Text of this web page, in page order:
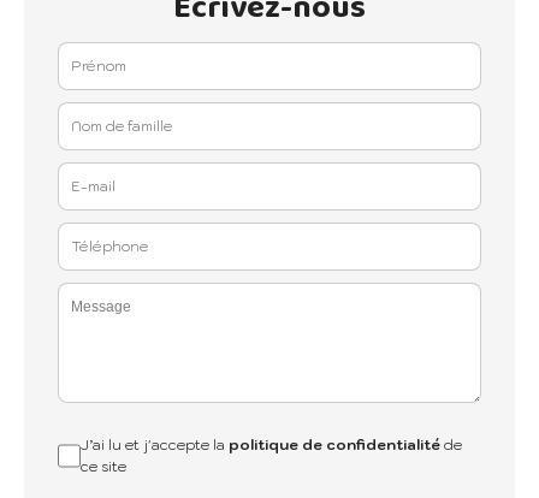
J’ai lu et j'accepte la politique de confidentialitéde
ce site